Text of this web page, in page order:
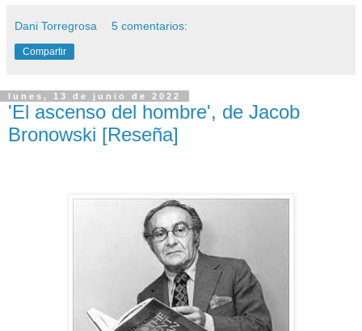
Dani Torregrosa 5 comentarios:
Compartir
lunes, 13 de junio de 2022
'El ascenso del hombre', de Jacob
Bronowski [Reseña]